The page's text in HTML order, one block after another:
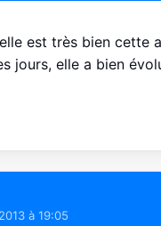
est très bien cette
jours, elle a bien
à 19:05